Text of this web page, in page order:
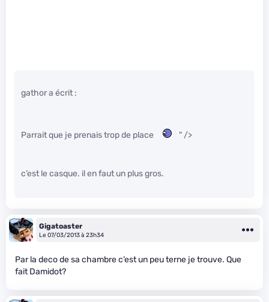
gathor a écrit :
Parrait que je prenais trop de place " />
c’est le casque. il en faut un plus gros.
Gigatoaster
Le 07/03/2013 à 23h34
Par la deco de sa chambre c’est un peu terne je trouve. Que
fait Damidot?